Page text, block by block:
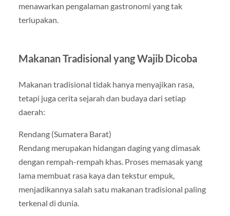
menawarkan pengalaman gastronomi yang tak
terlupakan.
Makanan Tradisional yang Wajib Dicoba
Makanan tradisional tidak hanya menyajikan rasa,
tetapi juga cerita sejarah dan budaya dari setiap
daerah:
Rendang (Sumatera Barat)
Rendang merupakan hidangan daging yang dimasak
dengan rempah-rempah khas. Proses memasak yang
lama membuat rasa kaya dan tekstur empuk,
menjadikannya salah satu makanan tradisional paling
terkenal di dunia.